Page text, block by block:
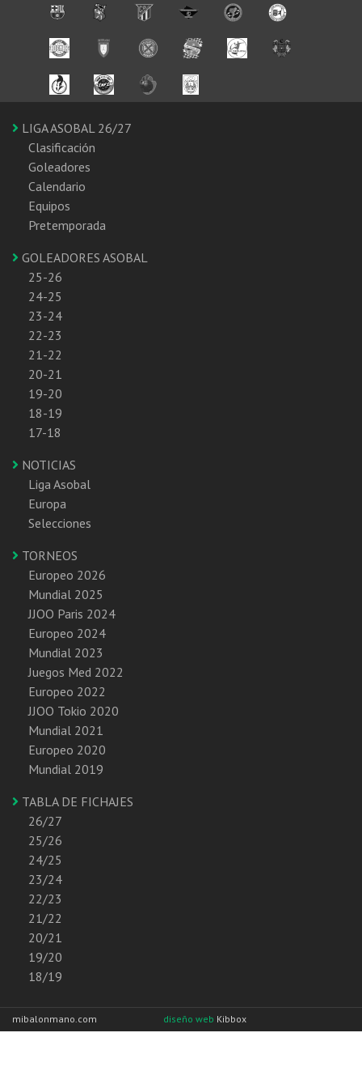
LIGA ASOBAL 26/27
Clasificación
Goleadores
Calendario
Equipos
Pretemporada
GOLEADORES ASOBAL
25-26
24-25
23-24
22-23
21-22
20-21
19-20
18-19
17-18
NOTICIAS
Liga Asobal
Europa
Selecciones
TORNEOS
Europeo 2026
Mundial 2025
JJOO Paris 2024
Europeo 2024
Mundial 2023
Juegos Med 2022
Europeo 2022
JJOO Tokio 2020
Mundial 2021
Europeo 2020
Mundial 2019
TABLA DE FICHAJES
26/27
25/26
24/25
23/24
22/23
21/22
20/21
19/20
18/19
mibalonmano.com diseño web Kibbox